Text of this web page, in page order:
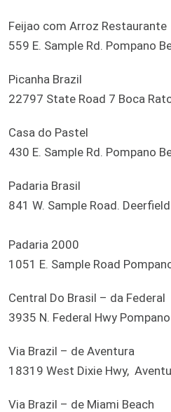
Feijao com Arroz
559 E. Sample Rd. Pompano
Picanha
22797 State Road 7 Boca
Casa do Pastel
430 E. Sample Rd. Pompano
Padaria Brasil
841 W. Sample Road.
Padaria 2000
1051 E. Sample Road
Central Do Brasil – da Federal
3935 N. Federal Hwy
Via Brazil – de Aventura
18319 West Dixie Hwy,
Via Brazil – de Miami Beach